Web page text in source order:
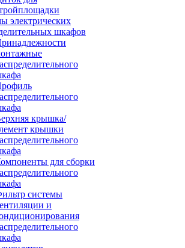
электрических
шкафов
крышка/
крышки
для сборки
системы
и